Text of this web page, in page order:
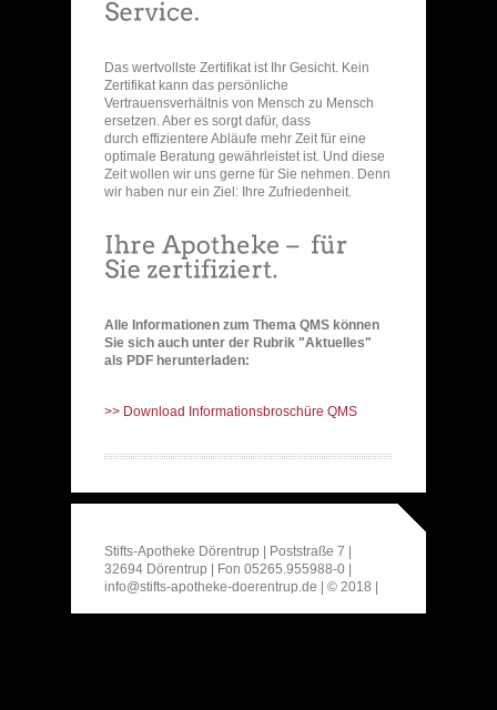
Das wertvollste Zertifikat ist Ihr Gesicht. Kein
Zertifikat kann das persönliche
Vertrauensverhältnis von Mensch zu Mensch
ersetzen. Aber es sorgt dafür, dass
durch effizientere Abläufe mehr Zeit für eine
optimale Beratung gewährleistet ist. Und diese
Zeit wollen wir uns gerne für Sie nehmen. Denn
wir haben nur ein Ziel: Ihre Zufriedenheit.
Alle Informationen zum Thema QMS können
Sie sich auch unter der Rubrik "Aktuelles"
als PDF herunterladen:
>> Download Informationsbroschüre QMS
Stifts-Apotheke Dörentrup | Poststraße 7 |
32694 Dörentrup | Fon 05265.955988-0 |
info@stifts-apotheke-doerentrup.de | © 2018 |